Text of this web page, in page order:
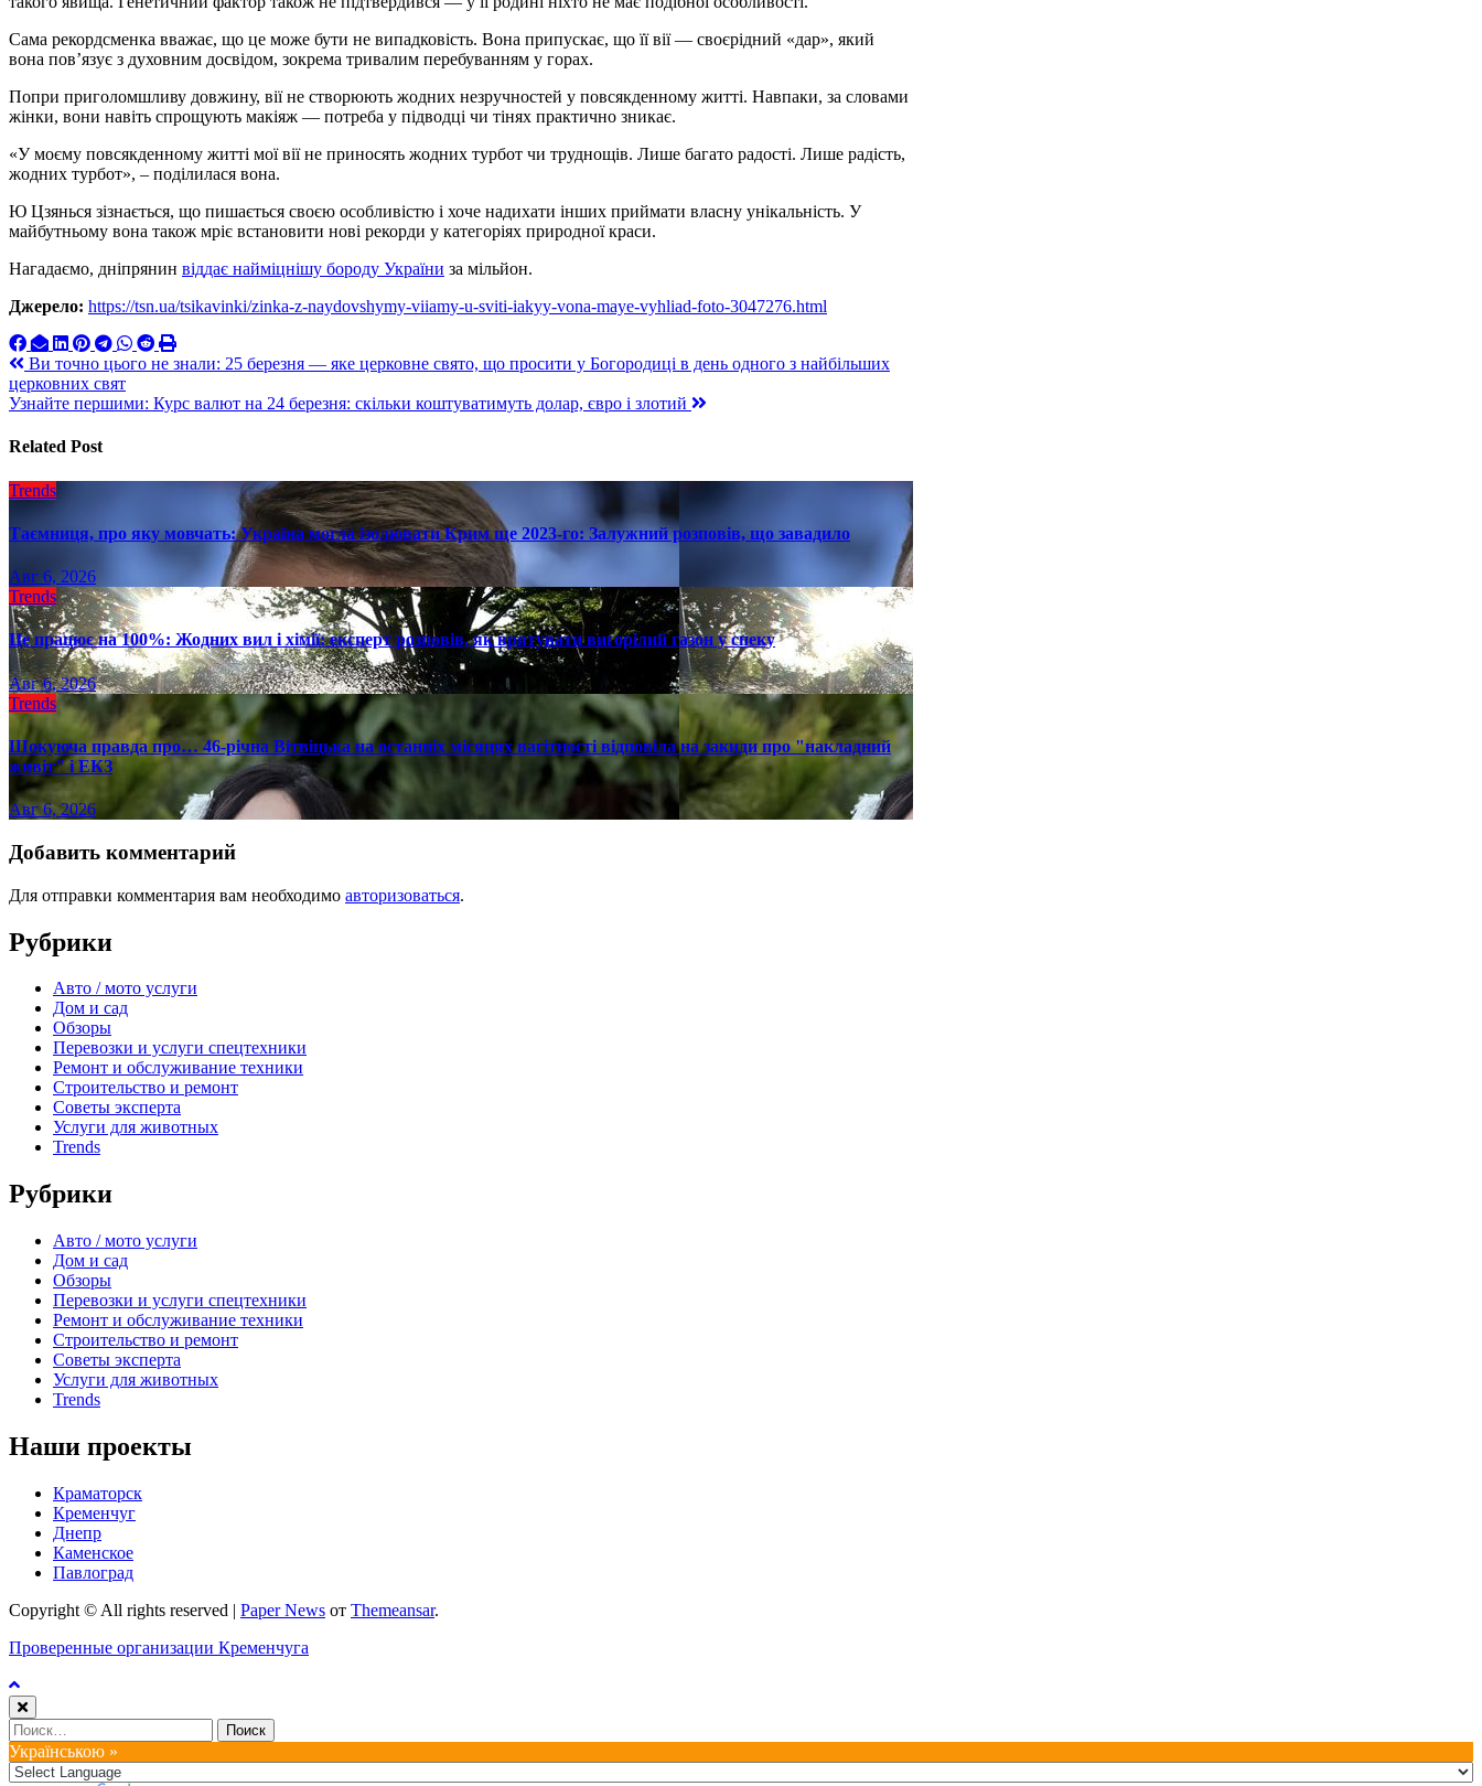
Сама рекордсменка вважає, що це може бути не випадковість. Вона припускає, що її вії — своєрідний «дар», який
вона пов’язує з духовним досвідом, зокрема тривалим перебуванням у горах.
Попри приголомшливу довжину, вії не створюють жодних незручностей у повсякденному житті. Навпаки, за словами
жінки, вони навіть спрощують макіяж — потреба у підводці чи тінях практично зникає.
«У моєму повсякденному житті мої вії не приносять жодних турбот чи труднощів. Лише багато радості. Лише радість,
жодних турбот», – поділилася вона.
Ю Цзянься зізнається, що пишається своєю особливістю і хоче надихати інших приймати власну унікальність. У
майбутньому вона також мріє встановити нові рекорди у категоріях природної краси.
Нагадаємо, дніпрянин віддає найміцнішу бороду України за мільйон.
Джерело: https://tsn.ua/tsikavinki/zinka-z-naydovshymy-viiamy-u-sviti-iakyy-vona-maye-vyhliad-foto-3047276.html
Навигация
по
Ви точно цього не знали: 25 березня — яке церковне свято, що просити у Богородиці в день одного з найбільших
церковних свят
Узнайте першими: Курс валют на 24 березня: скільки коштуватимуть долар, євро і злотий
Related Post
Trends
Таємниця, про яку мовчать: Україна могла ізолювати Крим ще 2023-го: Залужний розповів, що завадило
Авг 6, 2026
Trends
Це працює на 100%: Жодних вил і хімії: експерт розповів, як врятувати вигорілий газон у спеку
Авг 6, 2026
Trends
Шокуюча правда про… 46-річна Вітвіцька на останніх місяцях вагітності відповіла на закиди про "накладний
живіт" і ЕКЗ
Авг 6, 2026
Добавить комментарий
Для отправки комментария вам необходимо авторизоваться.
Рубрики
Авто / мото услуги
Дом и сад
Обзоры
Перевозки и услуги спецтехники
Ремонт и обслуживание техники
Строительство и ремонт
Советы эксперта
Услуги для животных
Trends
Рубрики
Авто / мото услуги
Дом и сад
Обзоры
Перевозки и услуги спецтехники
Ремонт и обслуживание техники
Строительство и ремонт
Советы эксперта
Услуги для животных
Trends
Наши проекты
Краматорск
Кременчуг
Днепр
Каменское
Павлоград
Copyright © All rights reserved | Paper News от Themeansar.
Проверенные организации Кременчуга
Найти:
Українською »